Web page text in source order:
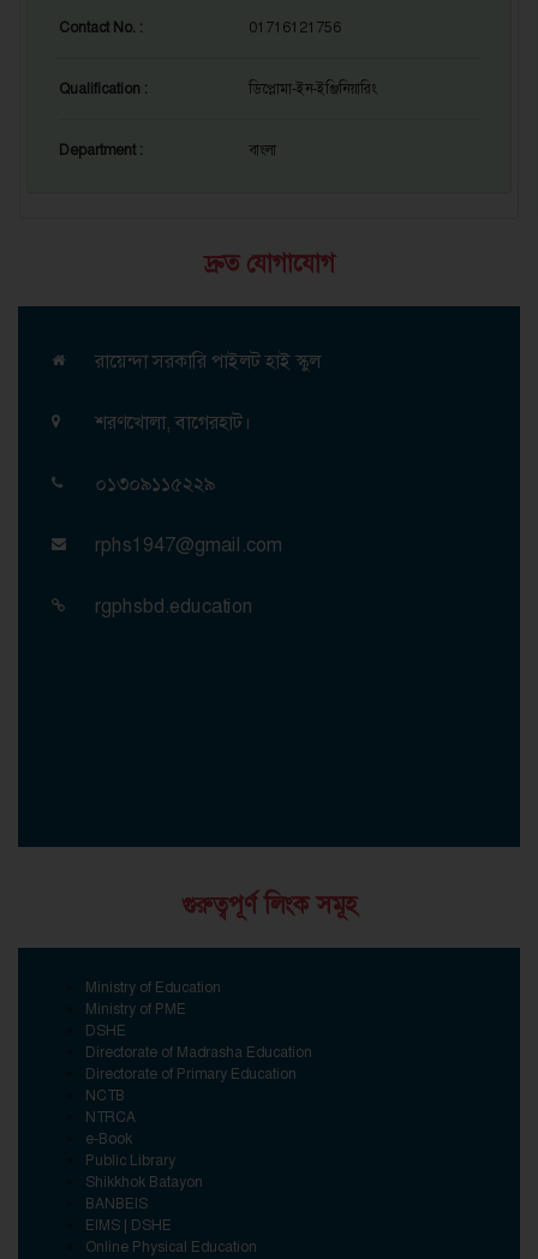
Contact No. : 01716121756
Qualification : ডিপ্লোমা-ইন-ইঞ্জিনিয়ারিং
Department : বাংলা
দ্রুত যোগাযোগ
রায়েন্দা সরকারি পাইলট হাই স্কুল
শরণখোলা, বাগেরহাট।
০১৩০৯১১৫২২৯
rphs1947@gmail.com
rgphsbd.education
গুরুত্বপূর্ণ লিংক সমূহ
Ministry of Education
Ministry of PME
DSHE
Directorate of Madrasha Education
Directorate of Primary Education
NCTB
NTRCA
e-Book
Public Library
Shikkhok Batayon
BANBEIS
EIMS | DSHE
Online Physical Education